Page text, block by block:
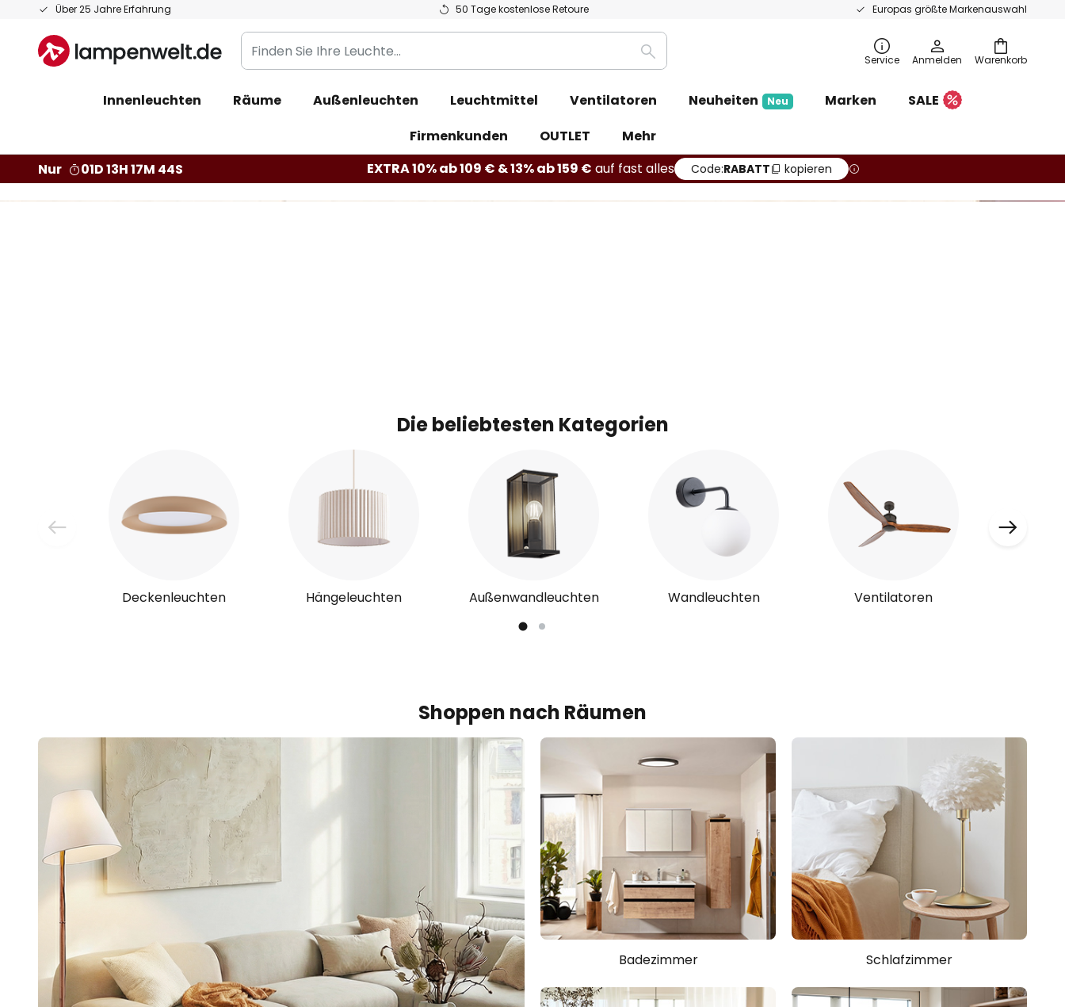
Über 25 Jahre Erfahrung 50 Tage kostenlose Retoure Europas größte Markenauswahl
Zum
springen
Warenkorb
Finden
Sie
Leuchte...
Suche Service Anmelden
Innenleuchten Räume Außenleuchten Leuchtmittel Ventilatoren Neuheiten Neu Marken
SALE
Firmenkunden
OUTLET
Mehr
Nur
01D 13H 17M 42S EXTRA 10% ab 109 € & 13% ab 159 € auf fast alles Code:RABATT kopieren
Die beliebtesten Kategorien
Deckenleuchten Hängeleuchten Außenwandleuchten Wandleuchten Ventilatoren
Shoppen nach Räumen
Badezimmer Schlafzimmer